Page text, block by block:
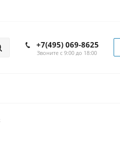
+7(495) 069-8625
Звоните с 9:00 до 18:00